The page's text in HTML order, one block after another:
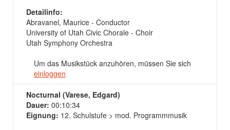
Detailinfo:
Abravanel, Maurice - Conductor
University of Utah Civic Chorale - Choir
Utah Symphony Orchestra
Um das Musikstück anzuhören, müssen Sie sich
einloggen
Nocturnal (Varese, Edgard)
Dauer: 00:10:34
Eignung: 12. Schulstufe > mod. Programmmusik